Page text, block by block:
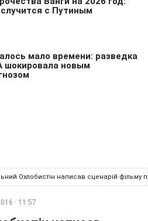
Охлобистін написав сценарій фільму
· 11:57